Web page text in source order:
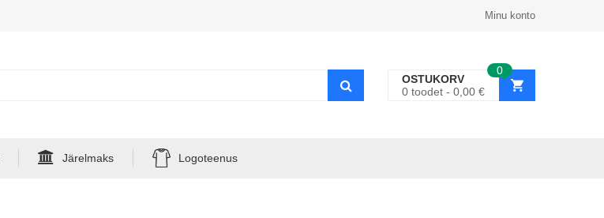
Minu konto
0
OSTUKORV
0 toodet 0,00 €
Järelmaks Logoteenus